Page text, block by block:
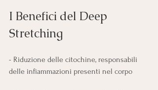
I Benefici del Deep
Stretching
- Riduzione delle citochine, responsabili
delle infiammazioni presenti nel corpo